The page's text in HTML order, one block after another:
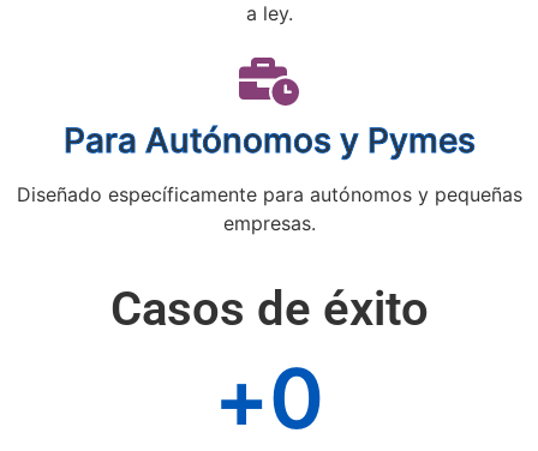
a ley.
Para Autónomos y Pymes
Diseñado específicamente para autónomos y pequeñas
empresas.
Casos de éxito
+0